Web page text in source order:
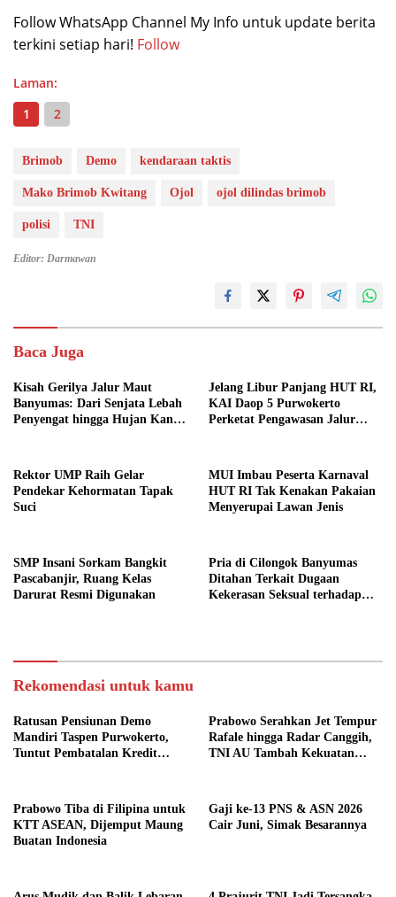
Follow WhatsApp Channel My Info untuk update berita
terkini setiap hari! Follow
Laman:
1
2
Brimob Demo kendaraan taktis
Mako Brimob Kwitang Ojol ojol dilindas brimob
polisi TNI
Editor: Darmawan
Baca Juga
Kisah Gerilya Jalur Maut
Banyumas: Dari Senjata Lebah
Penyengat hingga Hujan Kanon
Jelang Libur Panjang HUT RI,
KAI Daop 5 Purwokerto
Perketat Pengawasan Jalur
Rektor UMP Raih Gelar
Pendekar Kehormatan Tapak
Suci
MUI Imbau Peserta Karnaval
HUT RI Tak Kenakan Pakaian
Menyerupai Lawan Jenis
SMP Insani Sorkam Bangkit
Pascabanjir, Ruang Kelas
Darurat Resmi Digunakan
Pria di Cilongok Banyumas
Ditahan Terkait Dugaan
Kekerasan Seksual terhadap
Rekomendasi untuk kamu
Ratusan Pensiunan Demo
Mandiri Taspen Purwokerto,
Tuntut Pembatalan Kredit
Prabowo Serahkan Jet Tempur
Rafale hingga Radar Canggih,
TNI AU Tambah Kekuatan
Prabowo Tiba di Filipina untuk
KTT ASEAN, Dijemput Maung
Buatan Indonesia
Gaji ke-13 PNS & ASN 2026
Cair Juni, Simak Besarannya